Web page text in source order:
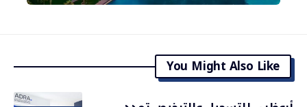
You Might Also Like